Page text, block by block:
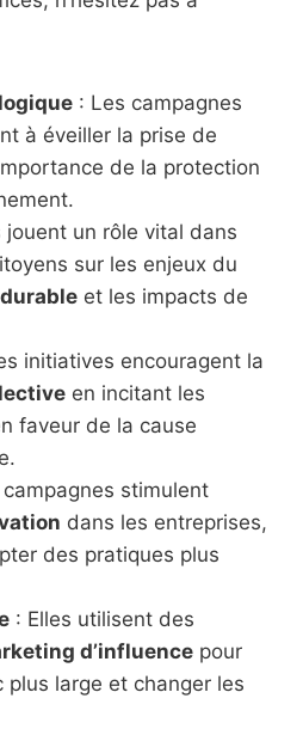
: Les campagnes
à éveiller la prise de
de la protection
jouent un rôle vital dans
sur les enjeux du
et les impacts de
initiatives encouragent la
en incitant les
faveur de la cause
campagnes stimulent
dans les entreprises,
des pratiques plus
: Elles utilisent des
d’influence pour
plus large et changer les